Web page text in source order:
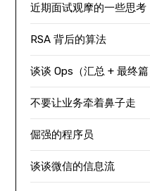
近期面试观摩的一些思考
RSA 背后的算法
谈谈 Ops（汇总 + 最终
不要让业务牵着鼻子走
倔强的程序员
谈谈微信的信息流